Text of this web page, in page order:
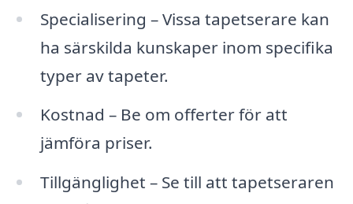
Specialisering – Vissa tapetserare kan
ha särskilda kunskaper inom specifika
typer av tapeter.
Kostnad – Be om offerter för att
jämföra priser.
Tillgänglighet – Se till att tapetseraren